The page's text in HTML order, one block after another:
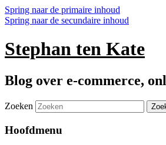
Spring naar de primaire inhoud
Spring naar de secundaire inhoud
Stephan ten Kate
Blog over e-commerce,
Zoeken
Hoofdmenu